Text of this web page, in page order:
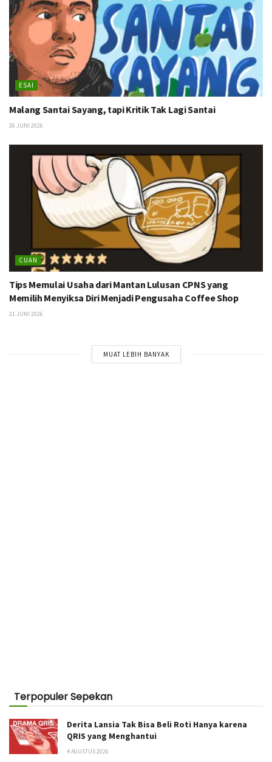
ESAI
Malang Santai Sayang, tapi Kritik Tak Lagi Santai
26 JUNI 2026
CUAN
Tips Memulai Usaha dari Mantan Lulusan CPNS yang
Memilih Menyiksa Diri Menjadi Pengusaha Coffee Shop
21 JUNI 2026
MUAT LEBIH BANYAK
Terpopuler Sepekan
Derita Lansia Tak Bisa Beli Roti Hanya karena
QRIS yang Menghantui
4 AGUSTUS 2026